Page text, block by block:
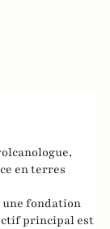
en terres
une fondation
principal est